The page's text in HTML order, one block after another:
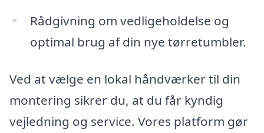
Rådgivning om vedligeholdelse og
optimal brug af din nye tørretumbler.
Ved at vælge en lokal håndværker til din
montering sikrer du, at du får kyndig
vejledning og service. Vores platform gør